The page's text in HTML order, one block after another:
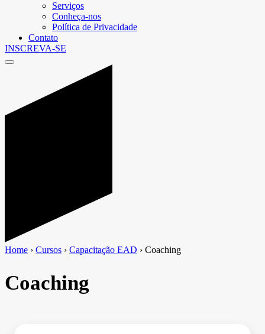
Serviços
Conheça-nos
Política de Privacidade
Contato
INSCREVA-SE
Home › Cursos › Capacitação EAD › Coaching
Coaching